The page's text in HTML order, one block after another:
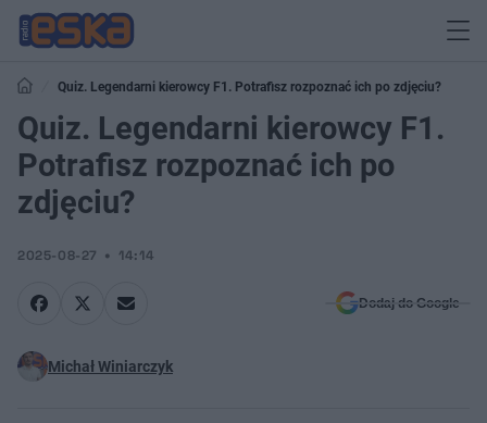
Quiz. Legendarni kierowcy F1. Potrafisz rozpoznać ich po zdjęciu?
Quiz. Legendarni kierowcy F1.
Potrafisz rozpoznać ich po
zdjęciu?
2025-08-27 14:14
Dodaj do Google
Michał Winiarczyk